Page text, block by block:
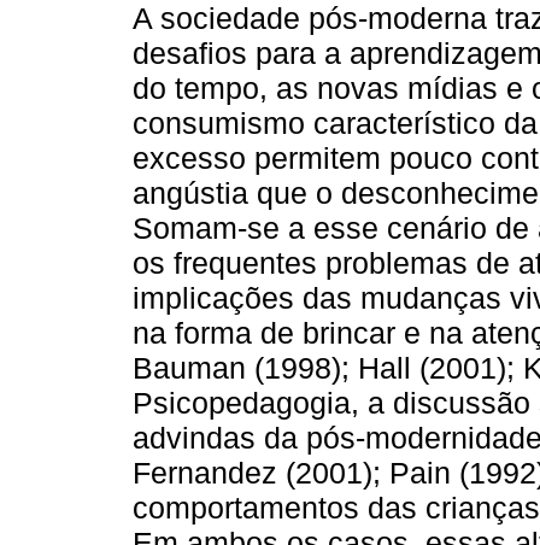
A sociedade pós-moderna
desafios para a
do tempo, as novas mídias e
consumismo característico
excesso permitem pouco
angústia que o
Somam-se a esse cenário
os frequentes problemas de
implicações das mudanças
na forma de brincar e na
Bauman (1998); Hall (2001);
Psicopedagogia, a
advindas da pós-
Fernandez (2001); Pain
comportamentos das